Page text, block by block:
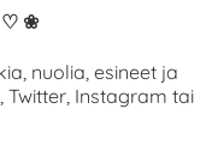
♡ ❀
nuolia, esineet ja
Instagram tai